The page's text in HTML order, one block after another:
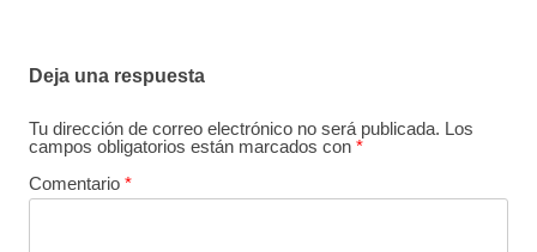
Deja una respuesta
Tu dirección de correo electrónico no será publicada. Los
campos obligatorios están marcados con *
Comentario *